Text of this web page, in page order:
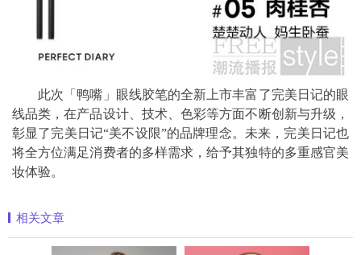
此次「鸭嘴」眼线胶笔的全新上市丰富了完美日记的眼
线品类，在产品设计、技术、色彩等方面不断创新与升级，
彰显了完美日记“美不设限”的品牌理念。未来，完美日记也
将全方位满足消费者的多样需求，给予其独特的多重感官美
妆体验。
相关文章